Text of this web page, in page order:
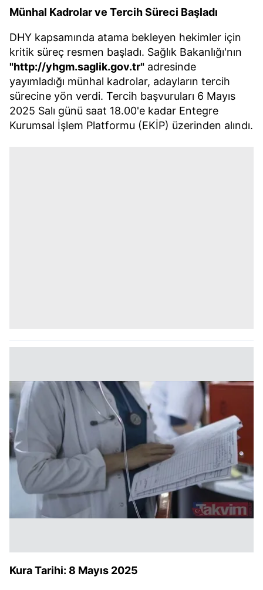
Münhal Kadrolar ve Tercih Süreci Başladı
DHY kapsamında atama bekleyen hekimler için
kritik süreç resmen başladı. Sağlık Bakanlığı'nın
"http://yhgm.saglik.gov.tr" adresinde
yayımladığı münhal kadrolar, adayların tercih
sürecine yön verdi. Tercih başvuruları 6 Mayıs
2025 Salı günü saat 18.00'e kadar Entegre
Kurumsal İşlem Platformu (EKİP) üzerinden alındı.
Kura Tarihi: 8 Mayıs 2025